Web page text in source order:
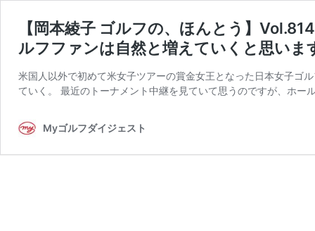
【岡本綾子 ゴルフの、ほんとう】
ルフファンは自然と増えていくと思いま
米国人以外で初めて米女子ツアーの賞金女王となった日本女子ゴ
ていく。 最近のトーナメント中継を見ていて思うのですが、ホ
Myゴルフダイジェスト